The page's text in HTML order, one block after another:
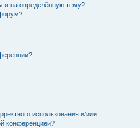
на определённую тему?
использования и/или
конференцией?